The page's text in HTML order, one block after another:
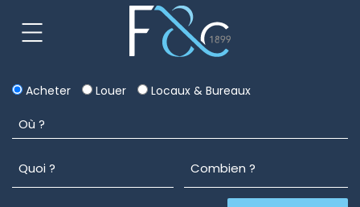
Acheter Louer Locaux & Bureaux